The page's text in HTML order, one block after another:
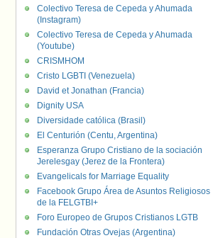
Colectivo Teresa de Cepeda y Ahumada
(Instagram)
Colectivo Teresa de Cepeda y Ahumada
(Youtube)
CRISMHOM
Cristo LGBTI (Venezuela)
David et Jonathan (Francia)
Dignity USA
Diversidade católica (Brasil)
El Centurión (Centu, Argentina)
Esperanza Grupo Cristiano de la sociación
Jerelesgay (Jerez de la Frontera)
Evangelicals for Marriage Equality
Facebook Grupo Área de Asuntos Religiosos
de la FELGTBI+
Foro Europeo de Grupos Cristianos LGTB
Fundación Otras Ovejas (Argentina)